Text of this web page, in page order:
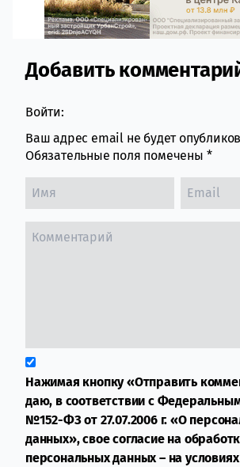
Comment section
Добавить
Войти:
Ваш адрес email не будет
Обязательные поля помечены *
Нажимая кнопку «Отправить
даю, в соответствии с
№152-ФЗ от 27.07.2006 г. «О
данных», свое согласие на
персональных данных – на